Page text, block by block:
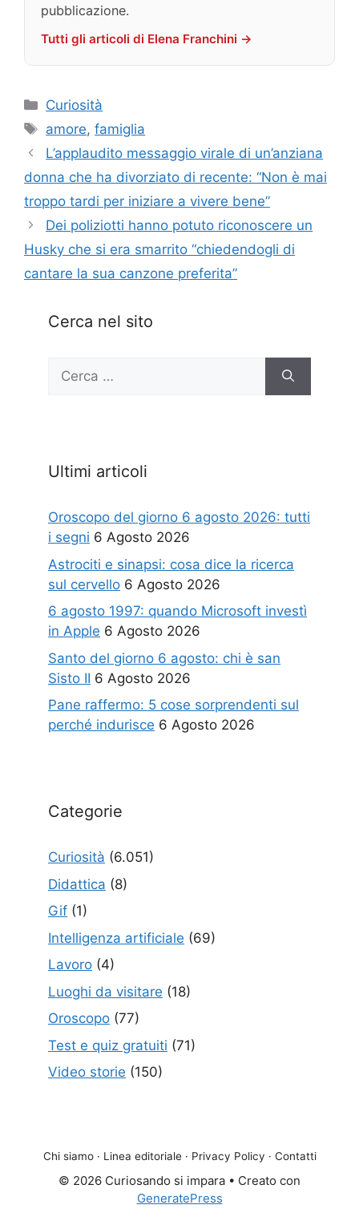
pubblicazione.
Tutti gli articoli di Elena Franchini →
Categorie
Curiosità
Tag
amore,famiglia
L’applaudito messaggio virale di un’anziana
donna che ha divorziato di recente: “Non è mai
troppo tardi per iniziare a vivere bene”
Dei poliziotti hanno potuto riconoscere un
Husky che si era smarrito “chiedendogli di
cantare la sua canzone preferita”
Cerca nel sito
Ricerca
Ultimi articoli
Oroscopo del giorno 6 agosto 2026: tutti
i segni 6 Agosto 2026
Astrociti e sinapsi: cosa dice la ricerca
sul cervello 6 Agosto 2026
6 agosto 1997: quando Microsoft investì
in Apple 6 Agosto 2026
Santo del giorno 6 agosto: chi è san
Sisto II 6 Agosto 2026
Pane raffermo: 5 cose sorprendenti sul
perché indurisce 6 Agosto 2026
Categorie
Curiosità (6.051)
Didattica (8)
Gif (1)
Intelligenza artificiale (69)
Lavoro (4)
Luoghi da visitare (18)
Oroscopo (77)
Test e quiz gratuiti (71)
Video storie (150)
Chi siamo · Linea editoriale · Privacy Policy · Contatti
© 2026 Curiosando si impara • Creato con
GeneratePress